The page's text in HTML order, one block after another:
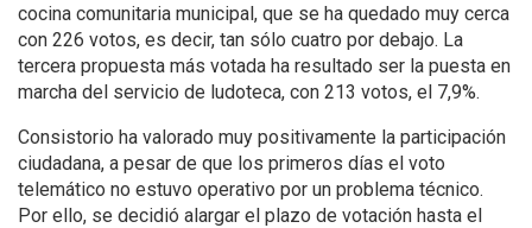
cocina comunitaria municipal, que se ha quedado muy cerca
con 226 votos, es decir, tan sólo cuatro por debajo. La
tercera propuesta más votada ha resultado ser la puesta en
marcha del servicio de ludoteca, con 213 votos, el 7,9%.
Consistorio ha valorado muy positivamente la participación
ciudadana, a pesar de que los primeros días el voto
telemático no estuvo operativo por un problema técnico.
Por ello, se decidió alargar el plazo de votación hasta el